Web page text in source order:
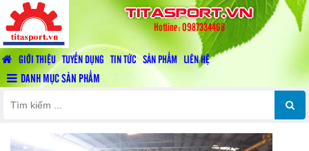
titasport.vn
Hotline: 0987334468
GIỚI THIỆU TUYỂN DỤNG TIN TỨC SẢN PHẨM LIÊN HỆ
DANH MỤC SẢN PHẨM